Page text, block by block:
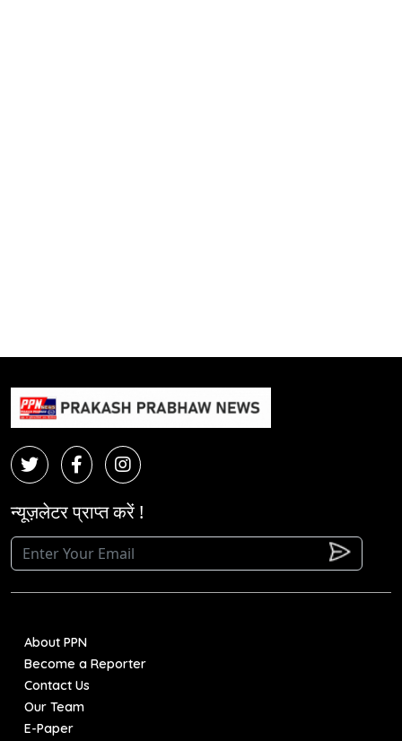
न्यूज़लेटर प्राप्त करें !
About PPN
Become a Reporter
Contact Us
Our Team
E-Paper